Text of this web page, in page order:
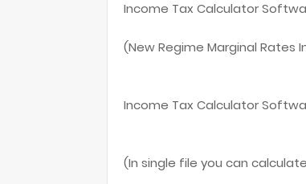
Income Tax Calculator
(New Regime Marginal Rates
Income Tax Calculator
(In single file you can